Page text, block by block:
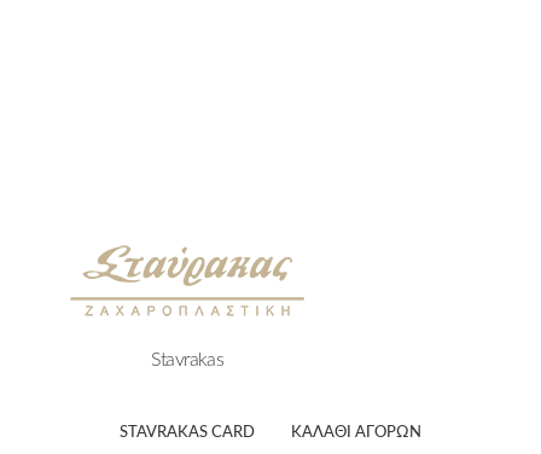
Stavrakas
STAVRAKAS CARD ΚΑΛΑΘΙ ΑΓΟΡΏΝ